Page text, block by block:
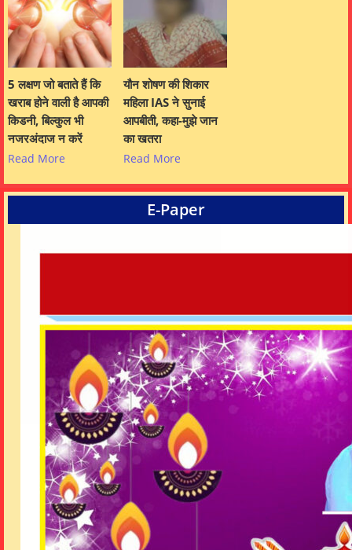
5 लक्षण जो बताते हैं कि
खराब होने वाली है आपकी
किडनी, बिल्कुल भी
नजरअंदाज न करें
Read More
यौन शोषण की शिकार
महिला IAS ने सुनाई
आपबीती, कहा-मुझे जान
का खतरा
Read More
E-Paper